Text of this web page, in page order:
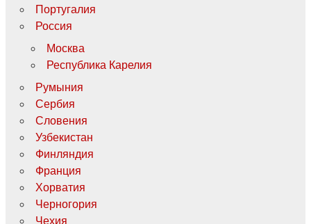
Португалия
Россия
Москва
Республика Карелия
Румыния
Сербия
Словения
Узбекистан
Финляндия
Франция
Хорватия
Черногория
Чехия